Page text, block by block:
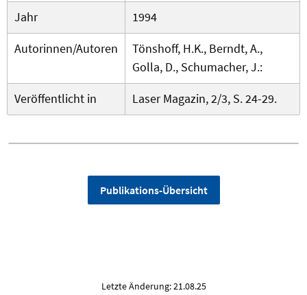
Jahr
1994
Autorinnen/Autoren
Tönshoff, H.K., Berndt, A.,
Golla, D., Schumacher, J.:
Veröffentlicht in
Laser Magazin, 2/3, S. 24-29.
Publikations-Übersicht
Letzte Änderung: 21.08.25